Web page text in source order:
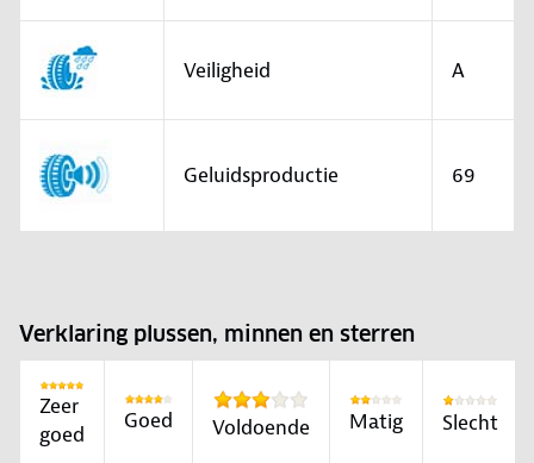
Veiligheid A
Geluidsproductie 69
Verklaring plussen, minnen en sterren
Zeer
goed
Goed Voldoende Matig Slecht